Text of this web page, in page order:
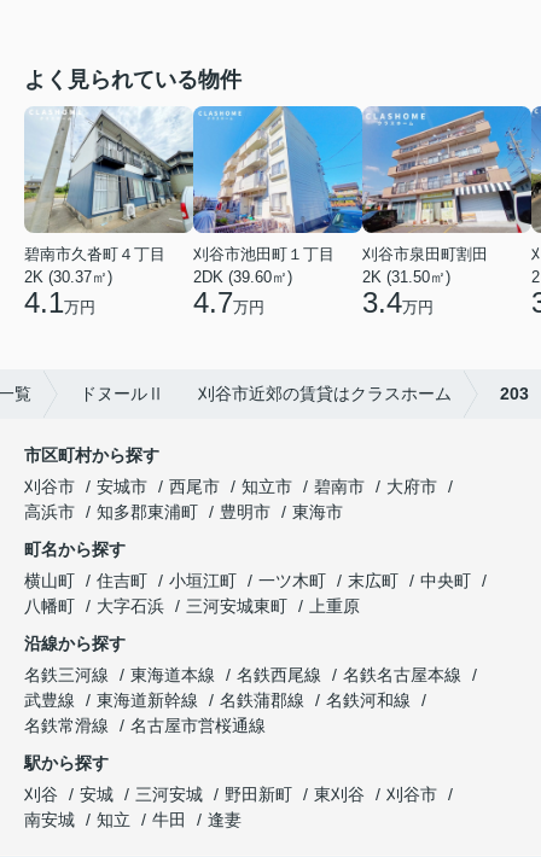
よく見られている物件
碧南市久沓町４丁目
2K (30.37㎡)
4.1万円
刈谷市池田町１丁目
2DK (39.60㎡)
4.7万円
刈谷市泉田町割田
2K (31.50㎡)
3.4万円
覧 ドヌールⅡ 刈谷市近郊の賃貸はクラスホーム 203
市区町村から探す
刈谷市
安城市 西尾市 知立市 碧南市
大府市
高浜市
知多郡東浦町 豊明市
東海市
町名から探す
横山町
住吉町 小垣江町 一ツ木町 末広町
中央町
八幡町
大字石浜 三河安城東町
上重原
沿線から探す
名鉄三河線
東海道本線 名鉄西尾線
名鉄名古屋本線
武豊線
東海道新幹線 名鉄蒲郡線
名鉄河和線
名鉄常滑線
名古屋市営桜通線
駅から探す
刈谷
安城 三河安城 野田新町 東刈谷
刈谷市
南安城
知立 牛田 逢妻